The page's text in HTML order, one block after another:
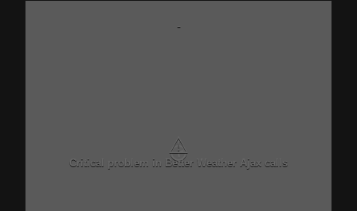
-
⚠
Critical problem in Better Weather Ajax calls